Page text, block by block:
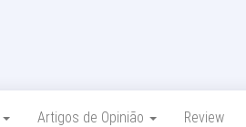
Artigos de Opinião Review